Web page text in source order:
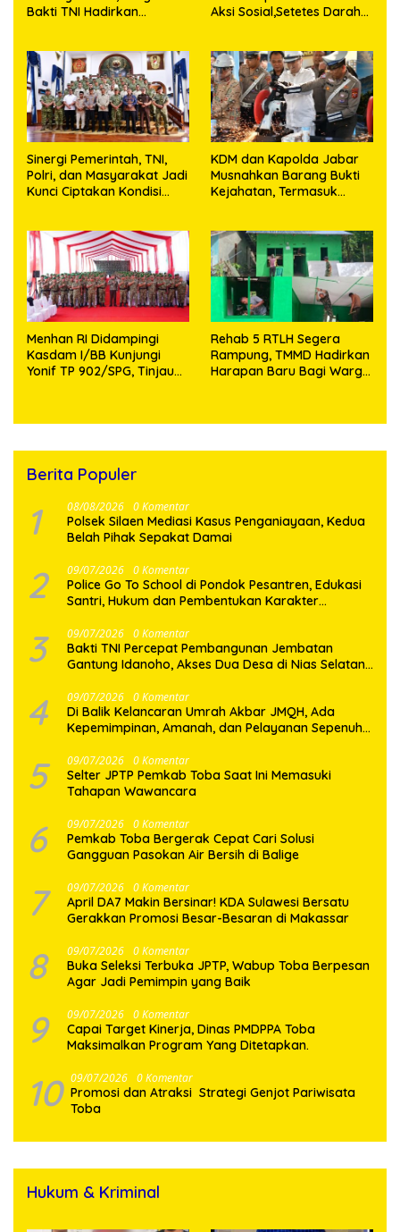
Bakti TNI Hadirkan
Aksi Sosial,Setetes Darah
Sinergi Pemerintah, TNI,
Polri, dan Masyarakat Jadi
Kunci Ciptakan Kondisi
KDM dan Kapolda Jabar
Musnahkan Barang Bukti
Kejahatan, Termasuk
Menhan RI Didampingi
Kasdam I/BB Kunjungi
Yonif TP 902/SPG, Tinjau
Rehab 5 RTLH Segera
Rampung, TMMD Hadirkan
Harapan Baru Bagi Warga
Berita Populer
1 08/08/2026 0 Komentar
Polsek Silaen Mediasi Kasus Penganiayaan, Kedua
Belah Pihak Sepakat Damai
2 09/07/2026 0 Komentar
Police Go To School di Pondok Pesantren, Edukasi
Santri, Hukum dan Pembentukan Karakter
3 09/07/2026 0 Komentar
Bakti TNI Percepat Pembangunan Jembatan
Gantung Idanoho, Akses Dua Desa di Nias Selatan
4 09/07/2026 0 Komentar
Di Balik Kelancaran Umrah Akbar JMQH, Ada
Kepemimpinan, Amanah, dan Pelayanan Sepenuh
5 09/07/2026 0 Komentar
Selter JPTP Pemkab Toba Saat Ini Memasuki
Tahapan Wawancara
6 09/07/2026 0 Komentar
Pemkab Toba Bergerak Cepat Cari Solusi
Gangguan Pasokan Air Bersih di Balige
7 09/07/2026 0 Komentar
April DA7 Makin Bersinar! KDA Sulawesi Bersatu
Gerakkan Promosi Besar-Besaran di Makassar
8 09/07/2026 0 Komentar
Buka Seleksi Terbuka JPTP, Wabup Toba Berpesan
Agar Jadi Pemimpin yang Baik
9 09/07/2026 0 Komentar
Capai Target Kinerja, Dinas PMDPPA Toba
Maksimalkan Program Yang Ditetapkan.
10 09/07/2026 0 Komentar
Promosi dan Atraksi Strategi Genjot Pariwisata
Toba
Hukum & Kriminal